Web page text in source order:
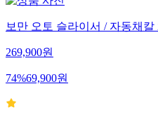
보만 오토 슬라이서 / 자동채
269,900원
74%69,900원